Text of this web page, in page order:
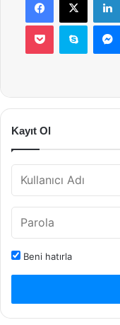
Pocket Skype
Kayıt Ol
Beni hatırla